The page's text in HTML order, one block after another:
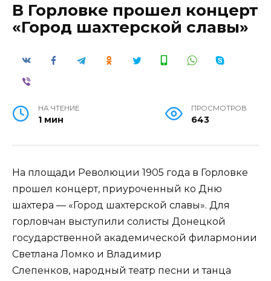
В Горловке прошел концерт
«Город шахтерской славы»
НА ЧТЕНИЕ
1 мин
ПРОСМОТРОВ
643
На площади Революции 1905 года в Горловке
прошел концерт, приуроченный ко Дню
шахтера — «Город шахтерской славы». Для
горловчан выступили солисты Донецкой
государственной академической филармонии
Светлана Ломко и Владимир
Слепенков, народный театр песни и танца